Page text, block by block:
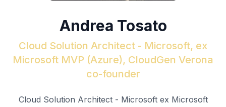
Andrea Tosato
Cloud Solution Architect - Microsoft, ex
Microsoft MVP (Azure), CloudGen Verona
co-founder
Cloud Solution Architect - Microsoft ex Microsoft